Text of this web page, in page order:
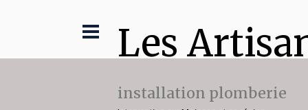
Les
installation plomberie